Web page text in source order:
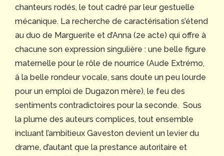
chanteurs rodés, le tout cadré par leur gestuelle
mécanique. La recherche de caractérisation s’étend
au duo de Marguerite et d’Anna (2e acte) qui offre à
chacune son expression singulière : une belle figure
maternelle pour le rôle de nourrice (Aude Extrémo,
à la belle rondeur vocale, sans doute un peu lourde
pour un emploi de Dugazon mère), le feu des
sentiments contradictoires pour la seconde. Sous
la plume des auteurs complices, tout ensemble
incluant l’ambitieux Gaveston devient un levier du
drame, d’autant que la prestance autoritaire et